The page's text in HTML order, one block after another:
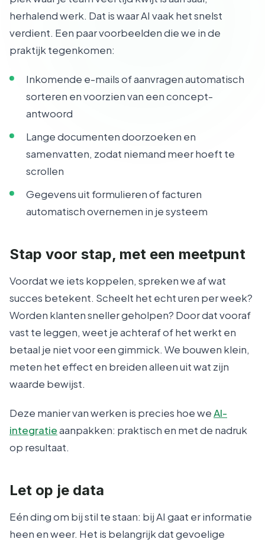
herhalend werk. Dat is waar AI vaak het snelst
verdient. Een paar voorbeelden die we in de
praktijk tegenkomen:
Inkomende e-mails of aanvragen automatisch
sorteren en voorzien van een concept-
antwoord
Lange documenten doorzoeken en
samenvatten, zodat niemand meer hoeft te
scrollen
Gegevens uit formulieren of facturen
automatisch overnemen in je systeem
Stap voor stap, met een meetpunt
Voordat we iets koppelen, spreken we af wat
succes betekent. Scheelt het echt uren per week?
Worden klanten sneller geholpen? Door dat vooraf
vast te leggen, weet je achteraf of het werkt en
betaal je niet voor een gimmick. We bouwen klein,
meten het effect en breiden alleen uit wat zijn
waarde bewijst.
Deze manier van werken is precies hoe weAI-
integratieaanpakken: praktisch en met de nadruk
op resultaat.
Let op je data
Eén ding om bij stil te staan: bij AI gaat er informatie
heen en weer. Het is belangrijk dat gevoelige